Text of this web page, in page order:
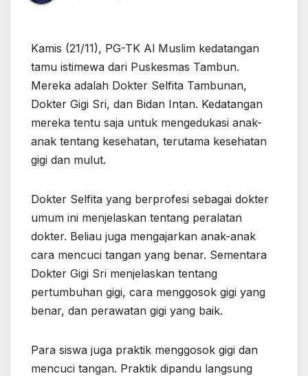
Kamis (21/11), PG-TK Al Muslim kedatangan
tamu istimewa dari Puskesmas Tambun.
Mereka adalah Dokter Selfita Tambunan,
Dokter Gigi Sri, dan Bidan Intan. Kedatangan
mereka tentu saja untuk mengedukasi anak-
anak tentang kesehatan, terutama kesehatan
gigi dan mulut.
Dokter Selfita yang berprofesi sebagai dokter
umum ini menjelaskan tentang peralatan
dokter. Beliau juga mengajarkan anak-anak
cara mencuci tangan yang benar. Sementara
Dokter Gigi Sri menjelaskan tentang
pertumbuhan gigi, cara menggosok gigi yang
benar, dan perawatan gigi yang baik.
Para siswa juga praktik menggosok gigi dan
mencuci tangan. Praktik dipandu langsung